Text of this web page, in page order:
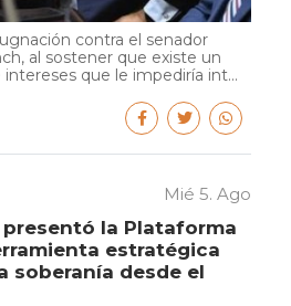
contra el senador
al sostener que existe un
que le impediría int...
Mié 5. Ago
presentó la Plataforma
estratégica
soberanía desde el